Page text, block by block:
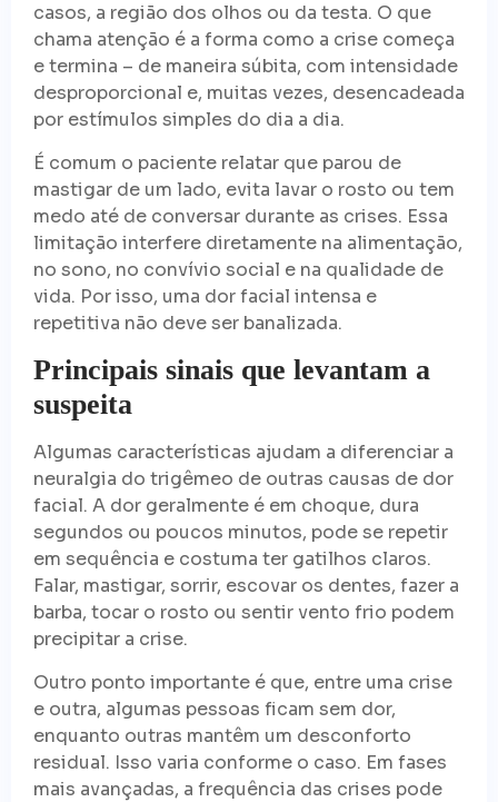
casos, a região dos olhos ou da testa. O que
chama atenção é a forma como a crise começa
e termina – de maneira súbita, com intensidade
desproporcional e, muitas vezes, desencadeada
por estímulos simples do dia a dia.
É comum o paciente relatar que parou de
mastigar de um lado, evita lavar o rosto ou tem
medo até de conversar durante as crises. Essa
limitação interfere diretamente na alimentação,
no sono, no convívio social e na qualidade de
vida. Por isso, uma dor facial intensa e
repetitiva não deve ser banalizada.
Principais sinais que levantam a
suspeita
Algumas características ajudam a diferenciar a
neuralgia do trigêmeo de outras causas de dor
facial. A dor geralmente é em choque, dura
segundos ou poucos minutos, pode se repetir
em sequência e costuma ter gatilhos claros.
Falar, mastigar, sorrir, escovar os dentes, fazer a
barba, tocar o rosto ou sentir vento frio podem
precipitar a crise.
Outro ponto importante é que, entre uma crise
e outra, algumas pessoas ficam sem dor,
enquanto outras mantêm um desconforto
residual. Isso varia conforme o caso. Em fases
mais avançadas, a frequência das crises pode